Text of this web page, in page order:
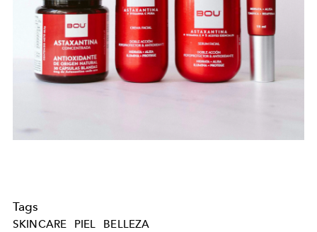
Tags
SKINCARE PIEL BELLEZA